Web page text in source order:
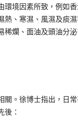
環境因素所致，例如
熱、寒濕、風濕及痰
稀爛、面油及頭油分
關。徐博士指出，日
後：